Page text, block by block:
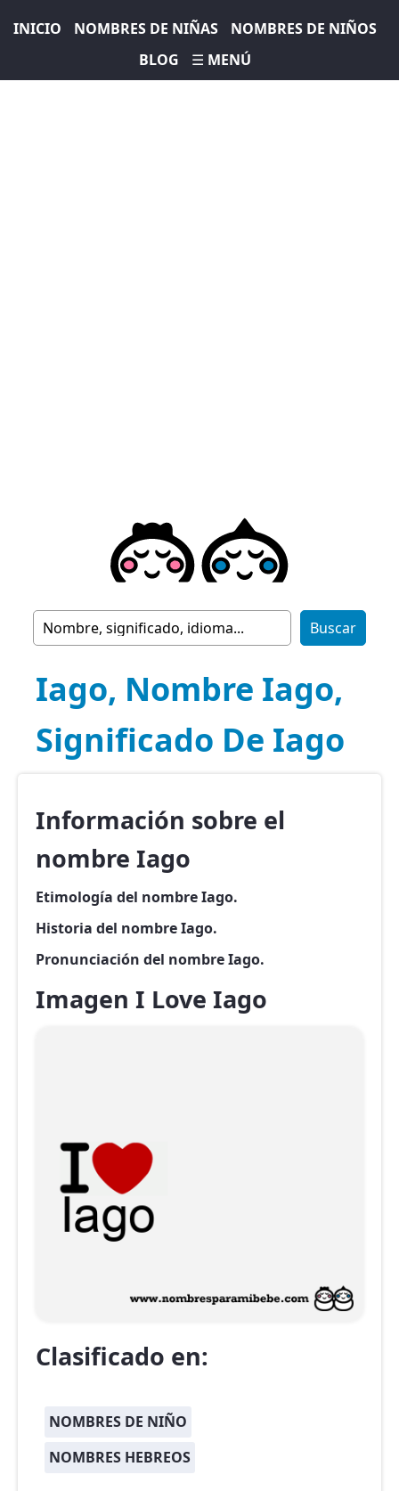
INICIO NOMBRES DE NIÑAS
NOMBRES DE NIÑOS
BLOG
☰ MENÚ
Iago, Nombre Iago,
Significado De Iago
Información sobre el
nombre Iago
Etimología del nombre Iago.
Historia del nombre Iago.
Pronunciación del nombre Iago.
Imagen I Love Iago
Clasificado en:
NOMBRES DE NIÑO
NOMBRES HEBREOS